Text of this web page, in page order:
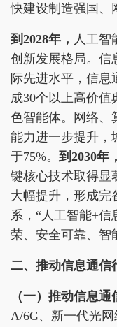
快建设制造强国、
到 2028年， 人工智
创新发展格局。信
际先进水平，信息
成30个以上高价
色智能体。网络、
能力进一步提升，
于75%。 到 2030年，
键核心技术取得显
大幅提升，形成完
系，“人工智能+信
荣、安全可靠、智
二、推动信息通信
（一）推动信息通
A/6G、新一代光